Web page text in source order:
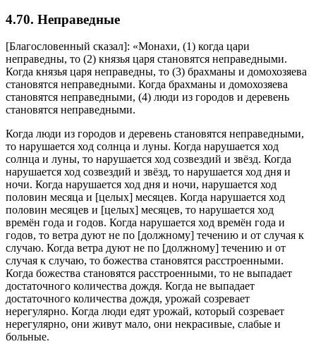
4.70. Неправедные
[Благословенный сказал]: «Монахи, (1) когда цари
неправедны, то (2) князья царя становятся неправедными.
Когда князья царя неправедны, то (3) брахманы и домохозяева
становятся неправедными. Когда брахманы и домохозяева
становятся неправедными, (4) люди из городов и деревень
становятся неправедными.
Когда люди из городов и деревень становятся неправедными,
то нарушается ход солнца и луны. Когда нарушается ход
солнца и луны, то нарушается ход созвездий и звёзд. Когда
нарушается ход созвездий и звёзд, то нарушается ход дня и
ночи. Когда нарушается ход дня и ночи, нарушается ход
половин месяца и [целых] месяцев. Когда нарушается ход
половин месяцев и [целых] месяцев, то нарушается ход
времён года и годов. Когда нарушается ход времён года и
годов, то ветра дуют не по [должному] течению и от случая к
случаю. Когда ветра дуют не по [должному] течению и от
случая к случаю, то божества становятся расстроенными.
Когда божества становятся расстроенными, то не выпадает
достаточного количества дождя. Когда не выпадает
достаточного количества дождя, урожай созревает
нерегулярно. Когда люди едят урожай, который созревает
нерегулярно, они живут мало, они некрасивые, слабые и
больные.